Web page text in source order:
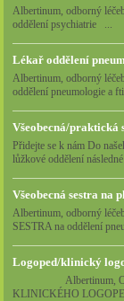
Albertinum, odborný
oddělení psychiatrie ...
Lékař oddělení
Albertinum, odborný
oddělení pneumologie a
Všeobecná/praktická
Přidejte se k nám Do
lůžkové oddělení
Všeobecná sestra na
Albertinum, odborný
SESTRA na oddělení
Logoped/klinický
KLINICKÉHO